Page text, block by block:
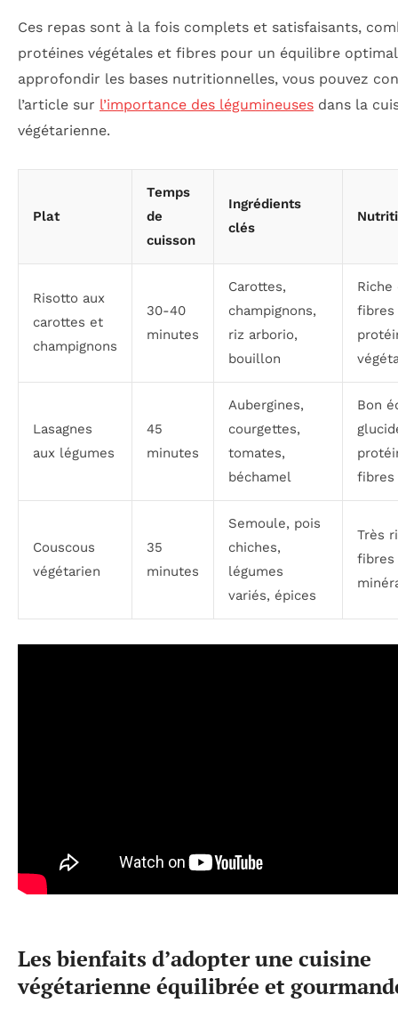
Ces repas sont à la fois complets et satisfaisants,
protéines végétales et fibres pour un équilibre
approfondir les bases nutritionnelles, vous pouvez
l’article sur l’importance des légumineuses dans la
végétarienne.
Plat
Temps
de
cuisson
Ingrédients
clés
Risotto aux
carottes et
champignons
30-40
minutes
Carottes,
champignons,
riz arborio,
bouillon
Riche
fibres
Lasagnes
aux légumes
45
minutes
Aubergines,
courgettes,
tomates,
béchamel
Bon
fibres
Couscous
végétarien
35
minutes
Semoule, pois
chiches,
légumes
variés, épices
Très
fibres
Les bienfaits d’adopter une cuisine
végétarienne équilibrée et